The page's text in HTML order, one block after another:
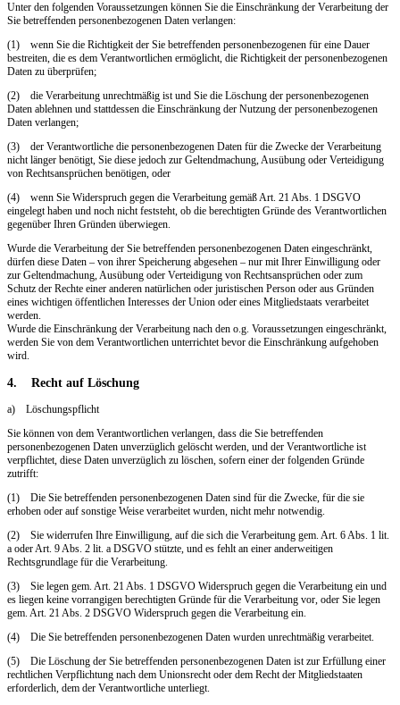
Unter den folgenden Voraussetzungen können Sie die Einschränkung der Verarbeitung der
Sie betreffenden personenbezogenen Daten verlangen:
(1) wenn Sie die Richtigkeit der Sie betreffenden personenbezogenen für eine Dauer
bestreiten, die es dem Verantwortlichen ermöglicht, die Richtigkeit der personenbezogenen
Daten zu überprüfen;
(2) die Verarbeitung unrechtmäßig ist und Sie die Löschung der personenbezogenen
Daten ablehnen und stattdessen die Einschränkung der Nutzung der personenbezogenen
Daten verlangen;
(3) der Verantwortliche die personenbezogenen Daten für die Zwecke der Verarbeitung
nicht länger benötigt, Sie diese jedoch zur Geltendmachung, Ausübung oder Verteidigung
von Rechtsansprüchen benötigen, oder
(4) wenn Sie Widerspruch gegen die Verarbeitung gemäß Art. 21 Abs. 1 DSGVO
eingelegt haben und noch nicht feststeht, ob die berechtigten Gründe des Verantwortlichen
gegenüber Ihren Gründen überwiegen.
Wurde die Verarbeitung der Sie betreffenden personenbezogenen Daten eingeschränkt,
dürfen diese Daten – von ihrer Speicherung abgesehen – nur mit Ihrer Einwilligung oder
zur Geltendmachung, Ausübung oder Verteidigung von Rechtsansprüchen oder zum
Schutz der Rechte einer anderen natürlichen oder juristischen Person oder aus Gründen
eines wichtigen öffentlichen Interesses der Union oder eines Mitgliedstaats verarbeitet
werden.
Wurde die Einschränkung der Verarbeitung nach den o.g. Voraussetzungen eingeschränkt,
werden Sie von dem Verantwortlichen unterrichtet bevor die Einschränkung aufgehoben
wird.
4. Recht auf Löschung
a) Löschungspflicht
Sie können von dem Verantwortlichen verlangen, dass die Sie betreffenden
personenbezogenen Daten unverzüglich gelöscht werden, und der Verantwortliche ist
verpflichtet, diese Daten unverzüglich zu löschen, sofern einer der folgenden Gründe
zutrifft:
(1) Die Sie betreffenden personenbezogenen Daten sind für die Zwecke, für die sie
erhoben oder auf sonstige Weise verarbeitet wurden, nicht mehr notwendig.
(2) Sie widerrufen Ihre Einwilligung, auf die sich die Verarbeitung gem. Art. 6 Abs. 1 lit.
a oder Art. 9 Abs. 2 lit. a DSGVO stützte, und es fehlt an einer anderweitigen
Rechtsgrundlage für die Verarbeitung.
(3) Sie legen gem. Art. 21 Abs. 1 DSGVO Widerspruch gegen die Verarbeitung ein und
es liegen keine vorrangigen berechtigten Gründe für die Verarbeitung vor, oder Sie legen
gem. Art. 21 Abs. 2 DSGVO Widerspruch gegen die Verarbeitung ein.
(4) Die Sie betreffenden personenbezogenen Daten wurden unrechtmäßig verarbeitet.
(5) Die Löschung der Sie betreffenden personenbezogenen Daten ist zur Erfüllung einer
rechtlichen Verpflichtung nach dem Unionsrecht oder dem Recht der Mitgliedstaaten
erforderlich, dem der Verantwortliche unterliegt.